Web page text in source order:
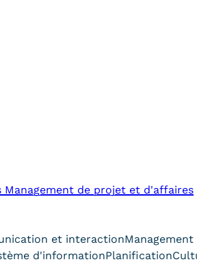
de projet et d'affaires
et interaction
d'informationPlanification